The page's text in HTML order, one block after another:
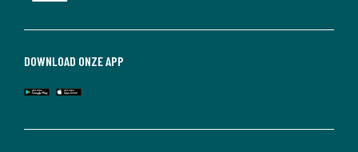
DOWNLOAD ONZE APP